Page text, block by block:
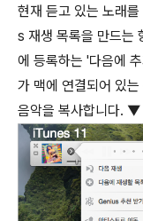
현재 듣고 있는 노래
s 재생 목록을 만드는
에 등록하는 '다음에
가 맥에 연결되어 있
음악을 복사합니다. ▼